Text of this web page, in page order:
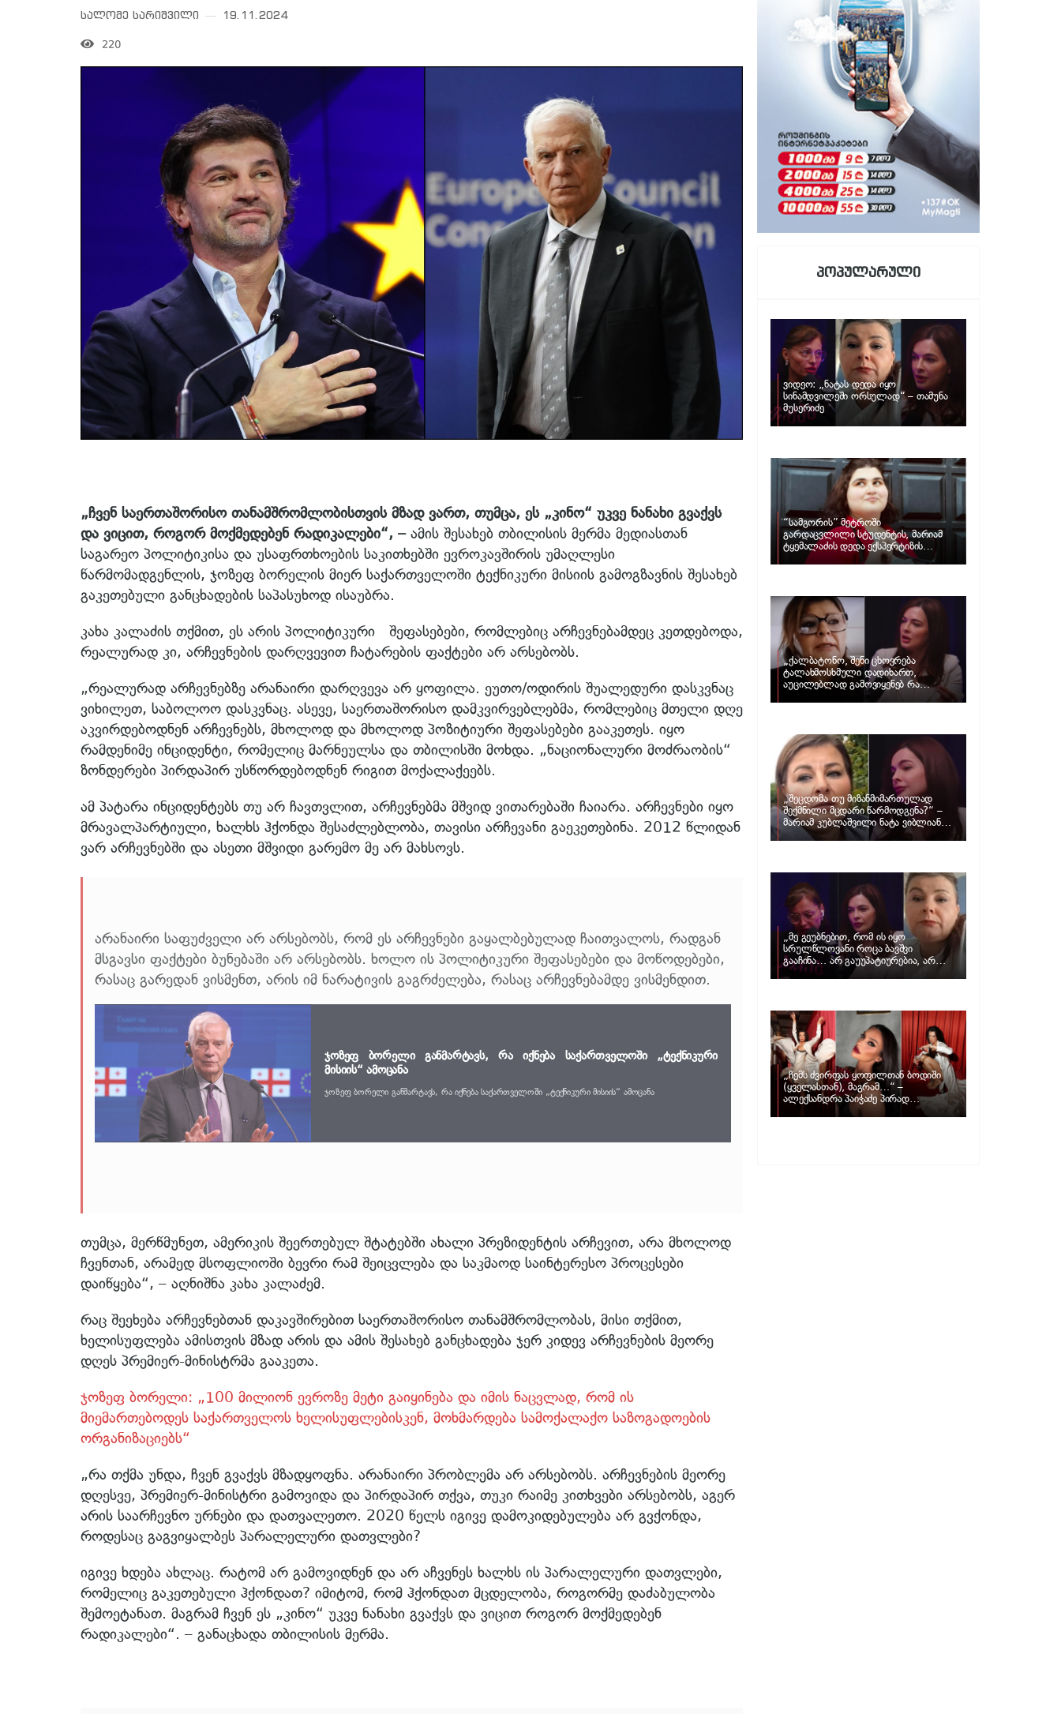
სალომე სარიშვილი 19.11.2024
220
„ჩვენ საერთაშორისო თანამშრომლობისთვის მზად ვართ, თუმცა, ეს „კინო“ უკვე ნანახი გვაქვს
და ვიცით, როგორ მოქმედებენ რადიკალები“, – ამის შესახებ თბილისის მერმა მედიასთან
საგარეო პოლიტიკისა და უსაფრთხოების საკითხებში ევროკავშირის უმაღლესი
წარმომადგენლის, ჯოზეფ ბორელის მიერ საქართველოში ტექნიკური მისიის გამოგზავნის შესახებ
გაკეთებული განცხადების საპასუხოდ ისაუბრა.
კახა კალაძის თქმით, ეს არის პოლიტიკური შეფასებები, რომლებიც არჩევნებამდეც კეთდებოდა,
რეალურად კი, არჩევნების დარღვევით ჩატარების ფაქტები არ არსებობს.
„რეალურად არჩევნებზე არანაირი დარღვევა არ ყოფილა. ეუთო/ოდირის შუალედური დასკვნაც
ვიხილეთ, საბოლოო დასკვნაც. ასევე, საერთაშორისო დამკვირვებლებმა, რომლებიც მთელი დღე
აკვირდებოდნენ არჩევნებს, მხოლოდ და მხოლოდ პოზიტიური შეფასებები გააკეთეს. იყო
რამდენიმე ინციდენტი, რომელიც მარნეულსა და თბილისში მოხდა. „ნაციონალური მოძრაობის“
ზონდერები პირდაპირ უსწორდებოდნენ რიგით მოქალაქეებს.
ამ პატარა ინციდენტებს თუ არ ჩავთვლით, არჩევნებმა მშვიდ ვითარებაში ჩაიარა. არჩევნები იყო
მრავალპარტიული, ხალხს ჰქონდა შესაძლებლობა, თავისი არჩევანი გაეკეთებინა. 2012 წლიდან
ვარ არჩევნებში და ასეთი მშვიდი გარემო მე არ მახსოვს.
არანაირი საფუძველი არ არსებობს, რომ ეს არჩევნები გაყალბებულად ჩაითვალოს, რადგან
მსგავსი ფაქტები ბუნებაში არ არსებობს. ხოლო ის პოლიტიკური შეფასებები და მოწოდებები,
რასაც გარედან ვისმენთ, არის იმ ნარატივის გაგრძელება, რასაც არჩევნებამდე ვისმენდით.
ჯოზეფ ბორელი განმარტავს, რა იქნება საქართველოში „ტექნიკური
მისიის“ ამოცანა
ჯოზეფ ბორელი განმარტავს, რა იქნება საქართველოში „ტექნიკური მისიის“ ამოცანა
თუმცა, მერწმუნეთ, ამერიკის შეერთებულ შტატებში ახალი პრეზიდენტის არჩევით, არა მხოლოდ
ჩვენთან, არამედ მსოფლიოში ბევრი რამ შეიცვლება და საკმაოდ საინტერესო პროცესები
დაიწყება“, – აღნიშნა კახა კალაძემ.
რაც შეეხება არჩევნებთან დაკავშირებით საერთაშორისო თანამშრომლობას, მისი თქმით,
ხელისუფლება ამისთვის მზად არის და ამის შესახებ განცხადება ჯერ კიდევ არჩევნების მეორე
დღეს პრემიერ-მინისტრმა გააკეთა.
ჯოზეფ ბორელი: „100 მილიონ ევროზე მეტი გაიყინება და იმის ნაცვლად, რომ ის
მიემართებოდეს საქართველოს ხელისუფლებისკენ, მოხმარდება სამოქალაქო საზოგადოების
ორგანიზაციებს“
„რა თქმა უნდა, ჩვენ გვაქვს მზადყოფნა. არანაირი პრობლემა არ არსებობს. არჩევნების მეორე
დღესვე, პრემიერ-მინისტრი გამოვიდა და პირდაპირ თქვა, თუკი რაიმე კითხვები არსებობს, აგერ
არის საარჩევნო ურნები და დათვალეთო. 2020 წელს იგივე დამოკიდებულება არ გვქონდა,
როდესაც გაგვიყალბეს პარალელური დათვლები?
იგივე ხდება ახლაც. რატომ არ გამოვიდნენ და არ აჩვენეს ხალხს ის პარალელური დათვლები,
რომელიც გაკეთებული ჰქონდათ? იმიტომ, რომ ჰქონდათ მცდელობა, როგორმე დაძაბულობა
შემოეტანათ. მაგრამ ჩვენ ეს „კინო“ უკვე ნანახი გვაქვს და ვიცით როგორ მოქმედებენ
რადიკალები“. – განაცხადა თბილისის მერმა.
პოპულარული
ვიდეო: „ნატას დედა იყო
სინამდვილეში ორსულად“ – თამუნა
მუსერიძე
“სამგორის” მეტროში
გარდაცვლილი სტუდენტის, მარიამ
ტყემალაძის დედა ექსპერტიზის
პასუხს აქვეყნებს – რა გახდა გოგონას
„ქალბატონო, შენი ცხოვრება
ტალახმოსხმული დადიხართ,
აუცილებლად გამოვიყენებ რა
ინფორმაციაც მაქვს“… – რა
„შეცდომა თუ მიზანმიმართულად
შექმნილი მცდარი წარმოდგენა?“ –
მარიამ კუბლაშვილი ნატა ვიბლიანის
საქმეზე ვიდეომიმართვას ავრცელებს
„მე გეუბნებით, რომ ის იყო
სრულწლოვანი როცა ბავშვი
გააჩინა… არ გაუუპატიურებია, არ
უძალადია და მსგავსი რამ არ
ვიბლიანის საქმეზე
„ჩემს ძვირფას ყოფილთან ბოდიში
(ყველასთან), მაგრამ…“ –
ალექსანდრა პაიჭაძე პირად